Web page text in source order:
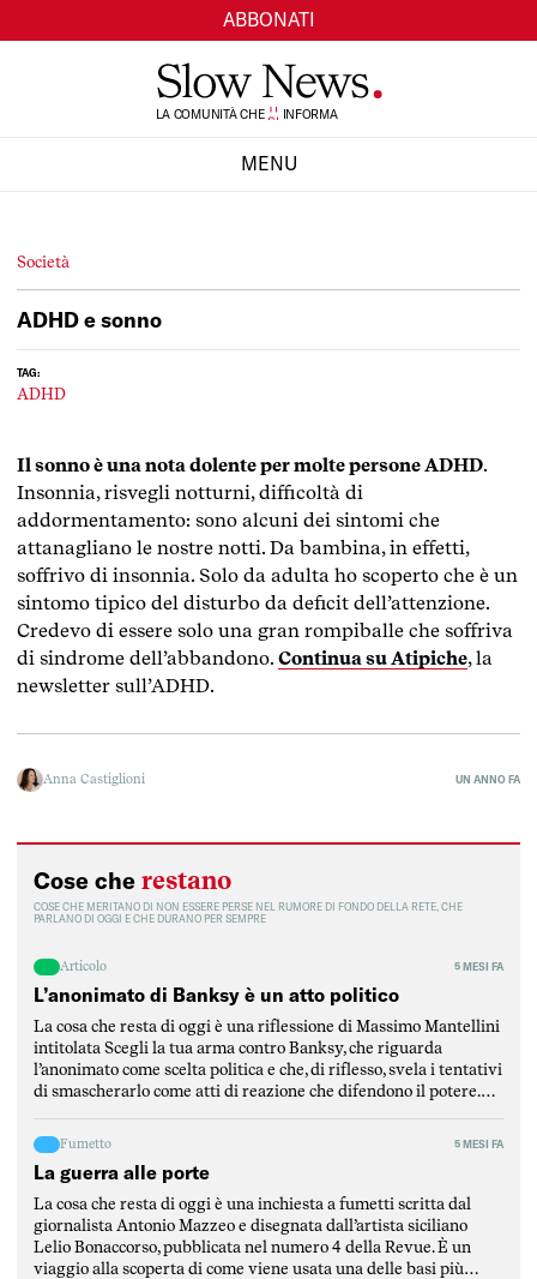
ABBONATI
LA COMUNITÀ CHE
TI
SI INFORMA
MENU
Società
ADHD e sonno
TAG:
ADHD
Il sonno è una nota dolente per molte persone ADHD.
Insonnia, risvegli notturni, difficoltà di
addormentamento: sono alcuni dei sintomi che
attanagliano le nostre notti. Da bambina, in effetti,
soffrivo di insonnia. Solo da adulta ho scoperto che è un
sintomo tipico del disturbo da deficit dell’attenzione.
Credevo di essere solo una gran rompiballe che soffriva
di sindrome dell’abbandono. Continua su Atipiche, la
newsletter sull’ADHD.
Anna Castiglioni UN ANNO FA
Cose che restano
COSE CHE MERITANO DI NON ESSERE PERSE NEL RUMORE DI FONDO DELLA RETE, CHE
PARLANO DI OGGI E CHE DURANO PER SEMPRE
Articolo 5 MESI FA
L’anonimato di Banksy è un atto politico
La cosa che resta di oggi è una riflessione di Massimo Mantellini
intitolata Scegli la tua arma contro Banksy, che riguarda
l’anonimato come scelta politica e che, di riflesso, svela i tentativi
di smascherarlo come atti di reazione che difendono il potere.
puntualizzare l’elemento fondamentale […]
Fumetto 5 MESI FA
La guerra alle porte
La cosa che resta di oggi è una inchiesta a fumetti scritta dal
giornalista Antonio Mazzeo e disegnata dall’artista siciliano
Lelio Bonaccorso, pubblicata nel numero 4 della Revue. È un
viaggio alla scoperta di come viene usata una delle basi più